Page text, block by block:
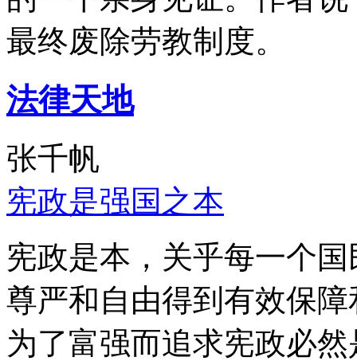
最终废除劳教制度。
法律天地
张千帆
宪政是强国之本
宪政是本，关乎每一个
尊严和自由得到有效保
为了富强而追求宪政必